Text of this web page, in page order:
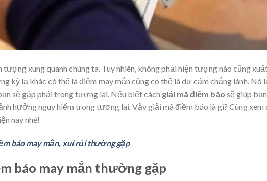
tượng xung quanh chúng ta. Tuy nhiên, không phải hiện tượng nào cũng
kỳ lạ khác có thể là điềm may mắn cũng có thể là dự cảm chẳng lành. Nó
sẽ gặp phải trong tương lai. Nếu biết cách giải mã điềm báo sẽ giúp bạn
hưởng nguy hiểm trong tương lai. Vậy giải mã điềm báo là gì? Cùng xem
nay nhé!
báo may mắn, xui rủi thường gặp
báo may mắn thường gặp